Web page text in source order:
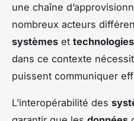
une chaîne
nombreux acteurs
systèmes et technologies
dans ce contexte
puissent communiquer
L’interopérabilité des